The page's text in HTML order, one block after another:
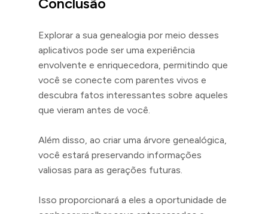
Explorar a sua genealogia por meio desses
aplicativos pode ser uma experiência
envolvente e enriquecedora, permitindo que
você se conecte com parentes vivos e
descubra fatos interessantes sobre aqueles
que vieram antes de você.
Além disso, ao criar uma árvore genealógica,
você estará preservando informações
valiosas para as gerações futuras.
Isso proporcionará a eles a oportunidade de